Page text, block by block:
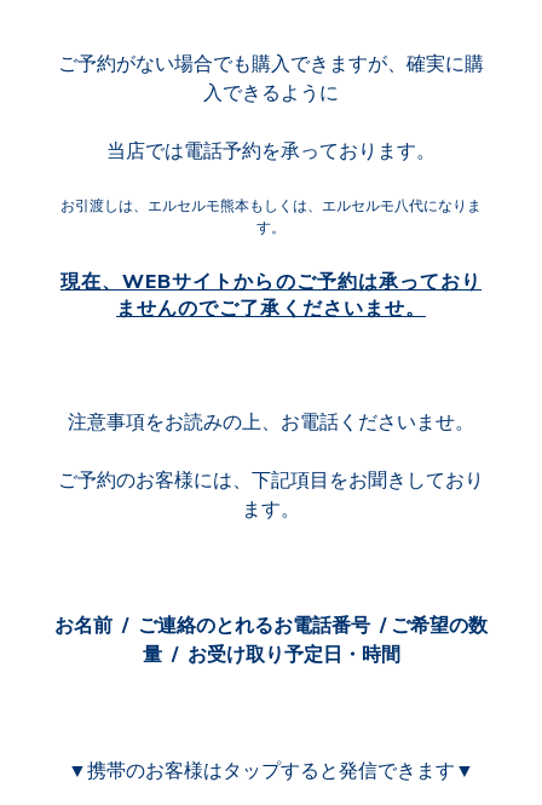
ご予約がない場合でも購入できますが、確実に購
入できるように
当店では電話予約を承っております。
お引渡しは、エルセルモ熊本もしくは、エルセルモ八代になりま
す。
現在、WEBサイトからのご予約は承っており
ませんのでご了承くださいませ。
注意事項をお読みの上、お電話くださいませ。
ご予約のお客様には、下記項目をお聞きしており
ます。
お名前 / ご連絡のとれるお電話番号 / ご希望の数
量 / お受け取り予定日・時間
▼携帯のお客様はタップすると発信できます▼